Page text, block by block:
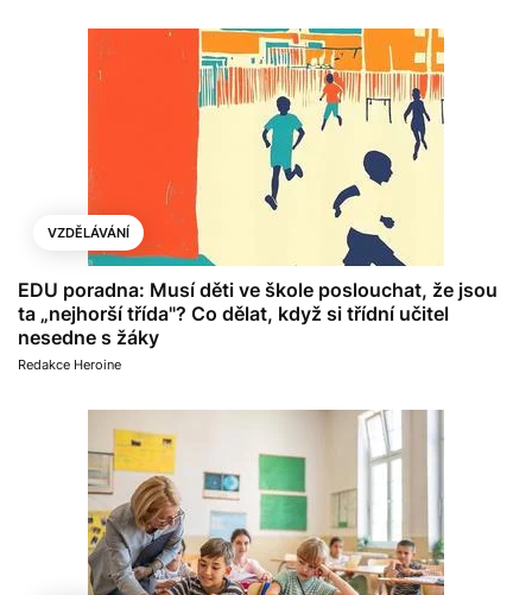
VZDĚLÁVÁNÍ
EDU poradna: Musí děti ve škole poslouchat, že jsou
ta „nejhorší třída"? Co dělat, když si třídní učitel
nesedne s žáky
Redakce Heroine